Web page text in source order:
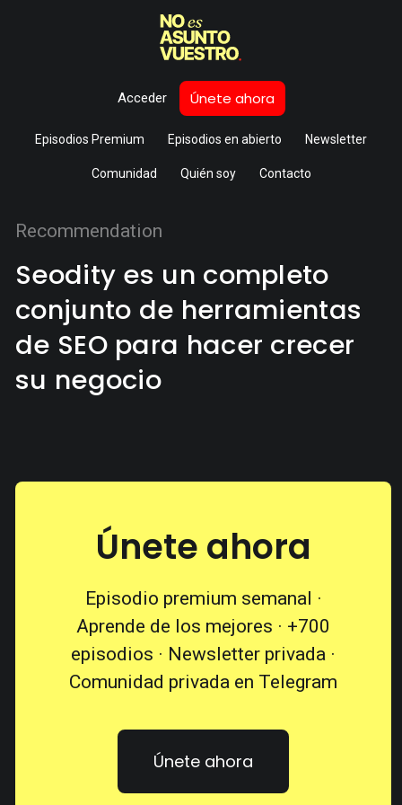
Acceder Únete ahora
Episodios Premium Episodios en abierto Newsletter
Comunidad Quién soy Contacto
Recommendation
Seodity es un completo
conjunto de herramientas
de SEO para hacer crecer
su negocio
Únete ahora
Episodio premium semanal ·
Aprende de los mejores · +700
episodios · Newsletter privada ·
Comunidad privada en Telegram
Únete ahora